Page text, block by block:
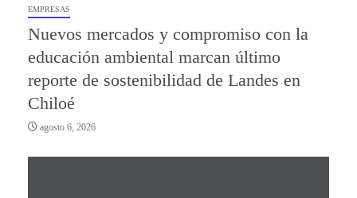
EMPRESAS
Nuevos mercados y compromiso con la
educación ambiental marcan último
reporte de sostenibilidad de Landes en
Chiloé
agosto 6, 2026